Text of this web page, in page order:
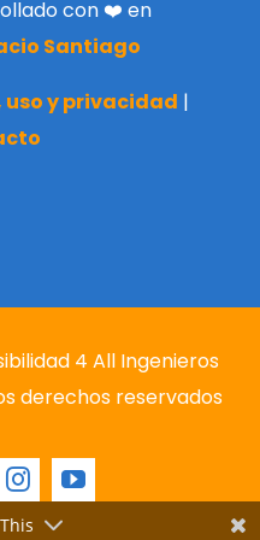
con ❤️ en
Santiago
uso y privacidad |
4 All Ingenieros
derechos reservados
InstagramYouTube